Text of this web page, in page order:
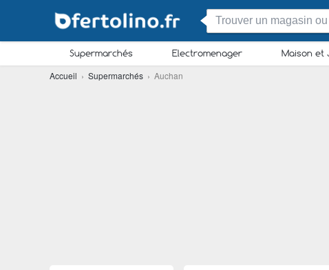
Supermarchés Electromenager Maison et
Accueil › Supermarchés › Auchan